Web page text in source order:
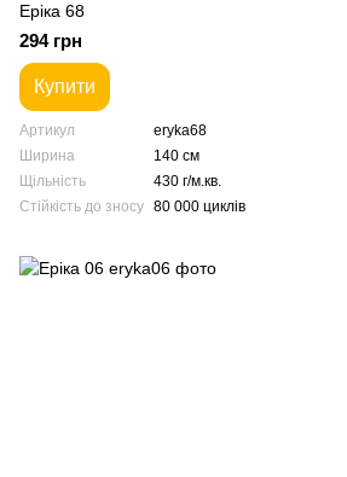
Еріка 68
294 грн
Купити
Артикул
eryka68
Ширина
140 см
Щільність
430 г/м.кв.
Стійкість до зносу 80 000 циклів